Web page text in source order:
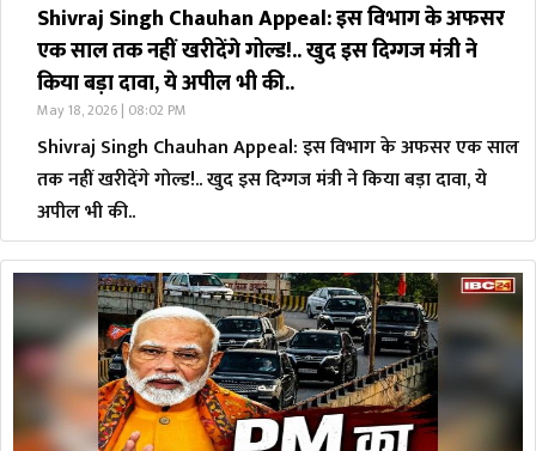
Shivraj Singh Chauhan Appeal: इस विभाग के अफसर
एक साल तक नहीं खरीदेंगे गोल्ड!.. खुद इस दिग्गज मंत्री ने
किया बड़ा दावा, ये अपील भी की..
May 18, 2026 | 08:02 PM
Shivraj Singh Chauhan Appeal: इस विभाग के अफसर एक साल
तक नहीं खरीदेंगे गोल्ड!.. खुद इस दिग्गज मंत्री ने किया बड़ा दावा, ये
अपील भी की..